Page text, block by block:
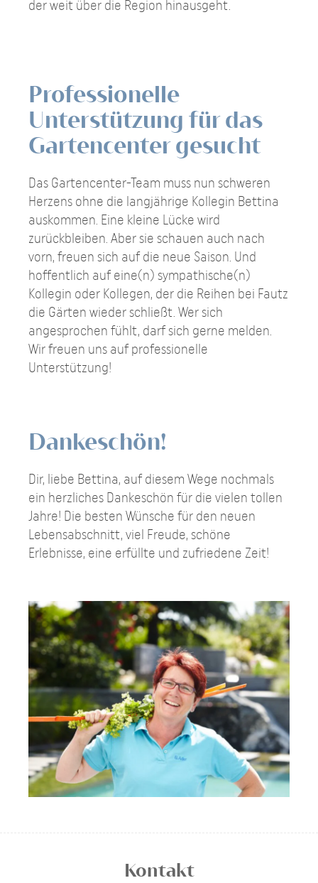
der weit über die Region hinausgeht.
Professionelle
Unterstützung für das
Gartencenter gesucht
Das Gartencenter-Team muss nun schweren
Herzens ohne die langjährige Kollegin Bettina
auskommen. Eine kleine Lücke wird
zurückbleiben. Aber sie schauen auch nach
vorn, freuen sich auf die neue Saison. Und
hoffentlich auf eine(n) sympathische(n)
Kollegin oder Kollegen, der die Reihen bei Fautz
die Gärten wieder schließt. Wer sich
angesprochen fühlt, darf sich gerne melden.
Wir freuen uns auf professionelle
Unterstützung!
Dankeschön!
Dir, liebe Bettina, auf diesem Wege nochmals
ein herzliches Dankeschön für die vielen tollen
Jahre! Die besten Wünsche für den neuen
Lebensabschnitt, viel Freude, schöne
Erlebnisse, eine erfüllte und zufriedene Zeit!
Kontakt